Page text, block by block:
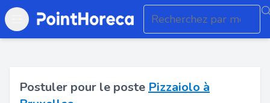
Open main menu
Postuler pour le poste Pizzaiolo à